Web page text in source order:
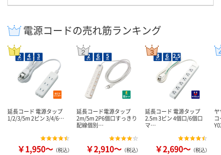
電源コードの売れ筋ランキング
延長コード 電源タップ
1/2/3/5m 2ピン 3/4/6…
￥1,950～ （税込）
延長コード電源タップ
2m/5m 2P6個口すっきり
配線個別…
￥2,910～ （税込）
延長コード 電源タップ
2.5m 3ピン 4個口/6個口
マ…
￥2,690～ （税込）
ヤ